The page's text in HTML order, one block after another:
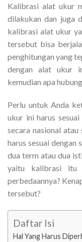
Kalibrasi alat ukur
dilakukan dan juga
kalibrasi alat ukur
tersebut bisa
penghitungan yang
dengan alat ukur
kemudian apa
Perlu untuk Anda
ukur ini harus
secara nasional
harus sesuai dengan
dua term atau dua
yaitu kalibrasi itu
perbedaannya?
tersebut?
Daftar Isi
Hal Yang Harus